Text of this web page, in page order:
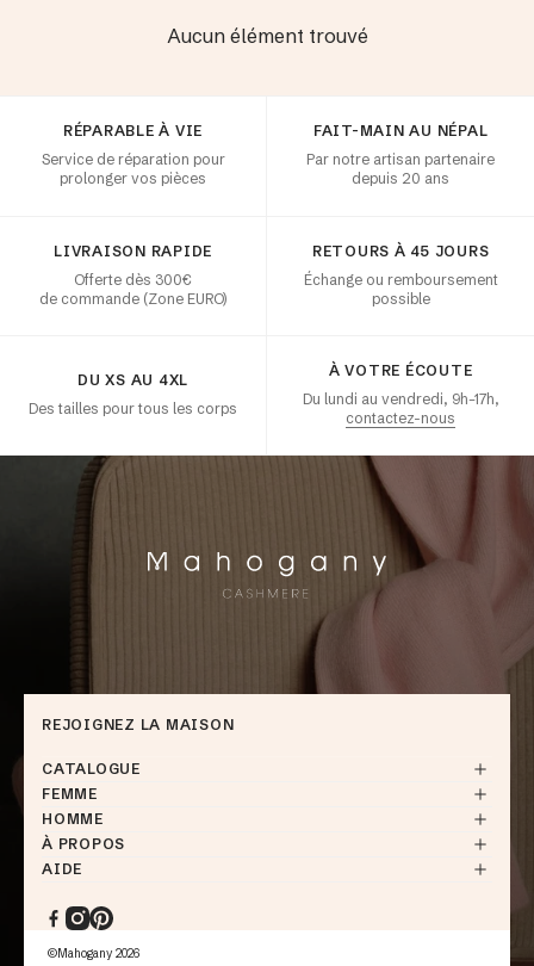
Aucun élément trouvé
Satisfaction client
RÉPARABLE À VIE
Service de réparation pour
prolonger vos pièces
FAIT-MAIN AU NÉPAL
Par notre artisan partenaire
depuis 20 ans
LIVRAISON RAPIDE
Offerte dès 300€
de commande (Zone EURO)
RETOURS À 45 JOURS
Échange ou remboursement
possible
DU XS AU 4XL
Des tailles pour tous les corps
À VOTRE ÉCOUTE
Du lundi au vendredi, 9h–17h,
contactez-nous
REJOIGNEZ LA MAISON
CATALOGUE
FEMME
HOMME
À PROPOS
AIDE
Facebook
Instagram
Pinterest
©Mahogany 2026